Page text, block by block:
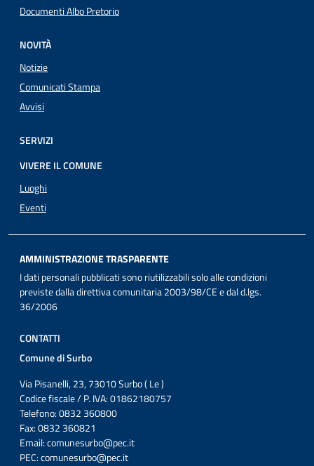
Documenti Albo Pretorio
NOVITÀ
Notizie
Comunicati Stampa
Avvisi
SERVIZI
VIVERE IL COMUNE
Luoghi
Eventi
AMMINISTRAZIONE TRASPARENTE
I dati personali pubblicati sono riutilizzabili solo alle condizioni
previste dalla direttiva comunitaria 2003/98/CE e dal d.lgs.
36/2006
CONTATTI
Comune di Surbo
Via Pisanelli, 23, 73010 Surbo ( Le )
Codice fiscale / P. IVA: 01862180757
Telefono: 0832 360800
Fax: 0832 360821
Email:comunesurbo@pec.it
PEC:comunesurbo@pec.it